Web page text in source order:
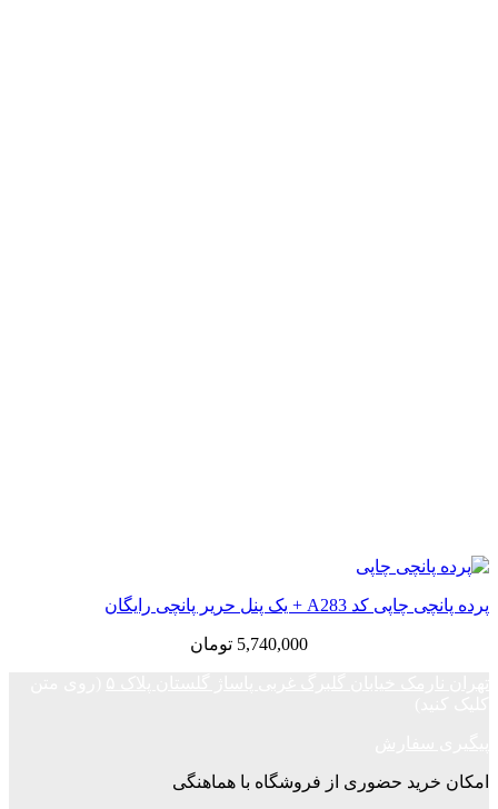
پرده پانچی چاپی کد A283 + یک پنل حریر پانچی رایگان
5,740,000 تومان
امکان خرید حضوری از فروشگاه با هماهنگی